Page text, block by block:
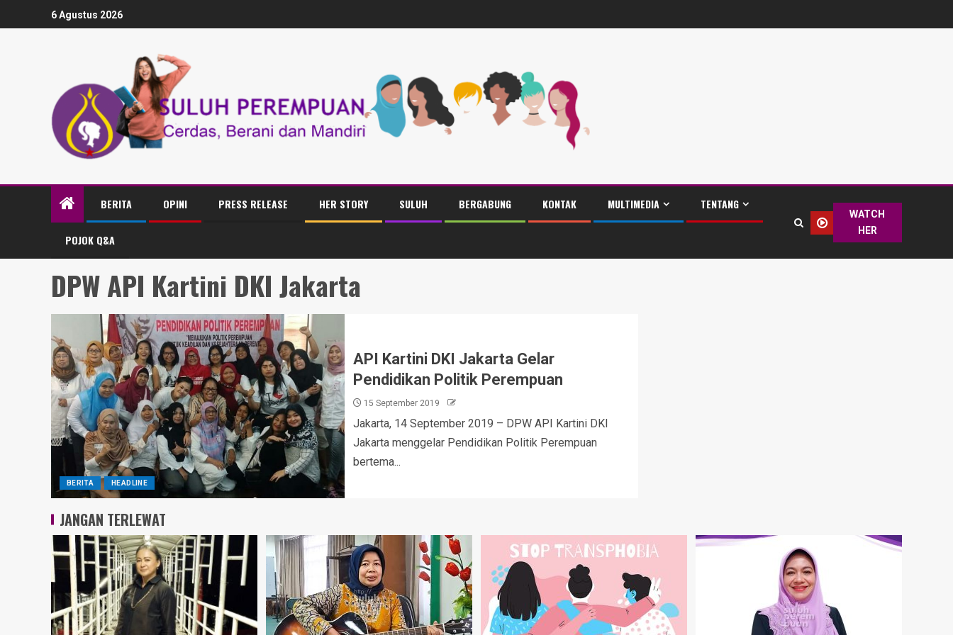
6 Agustus 2026
BERITA OPINI PRESS RELEASE HER STORY SULUH BERGABUNG KONTAK MULTIMEDIA TENTANG
POJOK Q&A
WATCH
HER
DPW API Kartini DKI Jakarta
BERITA HEADLINE
API Kartini DKI Jakarta Gelar
Pendidikan Politik Perempuan
15 September 2019
Jakarta, 14 September 2019 – DPW API Kartini DKI
Jakarta menggelar Pendidikan Politik Perempuan
bertema...
JANGAN TERLEWAT